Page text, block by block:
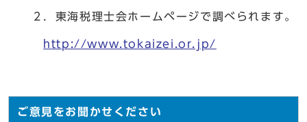
２．東海税理士会ホームページで調べられます。
http://www.tokaizei.or.jp/
ご意見をお聞かせください